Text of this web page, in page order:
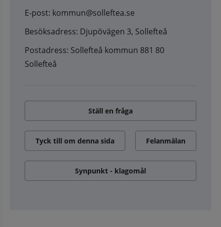
E-post: kommun@solleftea.se
Besöksadress: Djupövägen 3, Sollefteå
Postadress: Sollefteå kommun 881 80
Sollefteå
Ställ en fråga
Tyck till om denna sida Felanmälan
Synpunkt - klagomål